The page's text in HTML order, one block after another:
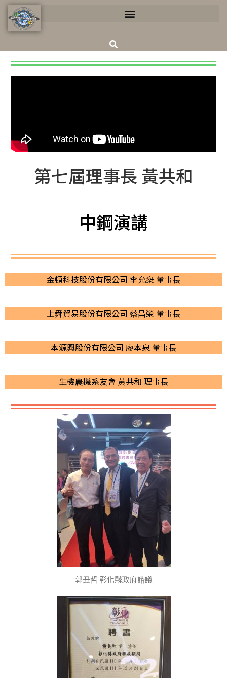
第七屆理事長 黃共和
中鋼演講
金頓科技股份有限公司 李允椉 董事長
上舜貿易股份有限公司 蔡昌榮 董事長
本源興股份有限公司 廖本泉 董事長
生機農機系友會 黃共和 理事長
郭丑哲 彰化縣政府諮議